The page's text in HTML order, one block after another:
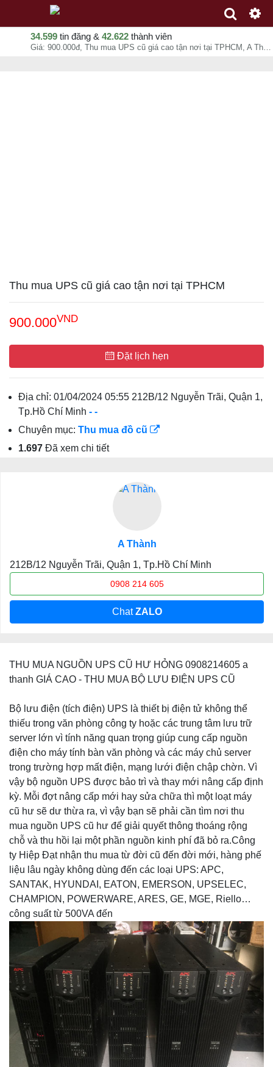
34.599 tin đăng & 42.622 thành viên
Giá: 900.000đ, Thu mua UPS cũ giá cao tận nơi tại TPHCM, A Thành, chuyên mục Thu mua đồ cũ tại - - 09-08-2026 03:06:10
Thu mua UPS cũ giá cao tận nơi tại TPHCM
900.000VND
Đặt lịch hẹn
Địa chỉ: 01/04/2024 05:55 212B/12 Nguyễn Trãi, Quận 1,
Tp.Hồ Chí Minh - -
Chuyên mục: Thu mua đồ cũ
1.697 Đã xem chi tiết
A Thành
212B/12 Nguyễn Trãi, Quận 1, Tp.Hồ Chí Minh
0908 214 605
ChatZALO
THU MUA NGUỒN UPS CŨ HƯ HỎNG 0908214605 a
thanh GIÁ CAO - THU MUA BỘ LƯU ĐIỆN UPS CŨ
Bộ lưu điện (tích điện) UPS là thiết bị điện tử không thể
thiếu trong văn phòng công ty hoặc các trung tâm lưu trữ
server lớn vì tính năng quan trọng giúp cung cấp nguồn
điện cho máy tính bàn văn phòng và các máy chủ server
trong trường hợp mất điện, mạng lưới điện chập chờn. Vì
vậy bộ nguồn UPS được bảo trì và thay mới nâng cấp định
kỳ. Mỗi đợt nâng cấp mới hay sửa chữa thì một loạt máy
cũ hư sẽ dư thừa ra, vì vậy bạn sẽ phải cần tìm nơi thu
mua nguồn UPS cũ hư để giải quyết thông thoáng rộng
chỗ và thu hồi lại một phần nguồn kinh phí đã bỏ ra.Công
ty Hiệp Đạt nhận thu mua từ đời cũ đến đời mới, hàng phế
liệu lâu ngày không dùng đến các loại UPS: APC,
SANTAK, HYUNDAI, EATON, EMERSON, UPSELEC,
CHAMPION, POWERWARE, ARES, GE, MGE, Riello…
công suất từ 500VA đến